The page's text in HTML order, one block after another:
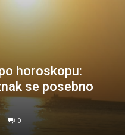
horoskopu:
se posebno
0